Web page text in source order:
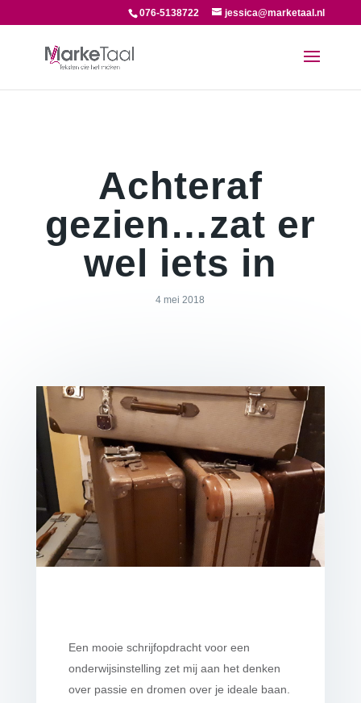
076-5138722 jessica@marketaal.nl
Achteraf
gezien…zat er
wel iets in
4 mei 2018
Een mooie schrijfopdracht voor een
onderwijsinstelling zet mij aan het denken
over passie en dromen over je ideale baan.